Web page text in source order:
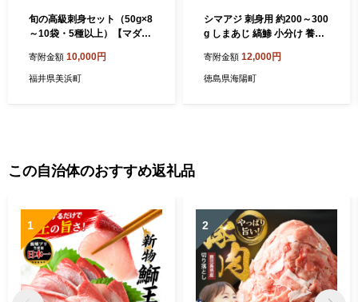
旬の高級刺身セット（50g×8
～10袋・5種以上）【マダイ
ブリ ヒラマサ ワラサ サーモ
ン イサキ シマアジ 漬けマグ
取り寄せ おすすめ プレゼン
ト】 [m78-a001]
寄附金額 10,000円
福井県美浜町
シマアジ 刺身用 約200～300
g しまあじ 縞鯵 小分け 養殖
寄附金額 12,000円
徳島県海陽町
この自治体のおすすめ返礼品
1 2